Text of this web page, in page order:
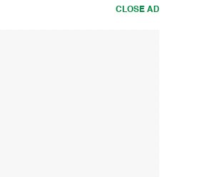
CLOSE AD